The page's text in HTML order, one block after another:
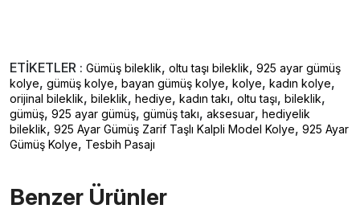
ETİKETLER : Gümüş bileklik, oltu taşı bileklik, 925 ayar gümüş
kolye, gümüş kolye, bayan gümüş kolye, kolye, kadın kolye,
orijinal bileklik, bileklik, hediye, kadın takı, oltu taşı, bileklik,
gümüş, 925 ayar gümüş, gümüş takı, aksesuar, hediyelik
bileklik, 925 Ayar Gümüş Zarif Taşlı Kalpli Model Kolye, 925 Ayar
Gümüş Kolye, Tesbih Pasajı
Benzer Ürünler ️